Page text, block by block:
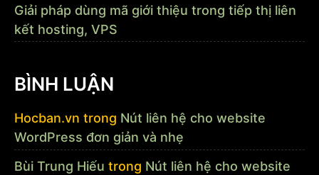
Giải pháp dùng mã giới thiệu trong tiếp thị liên
kết hosting, VPS
BÌNH LUẬN
Hocban.vn trong Nút liên hệ cho website
WordPress đơn giản và nhẹ
Bùi Trung Hiếu trong Nút liên hệ cho website